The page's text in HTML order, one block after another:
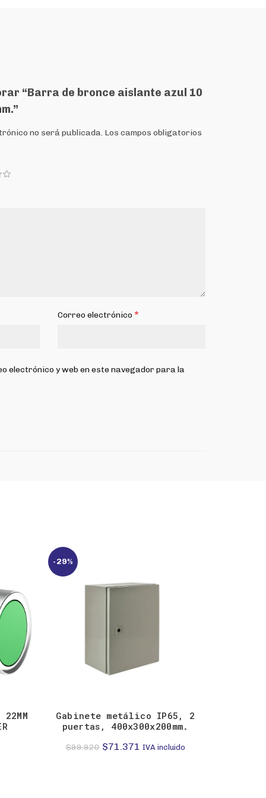
“Barra de bronce aislante azul 10
no será publicada. Los campos obligatorios
Correo electrónico*
electrónico y web en este navegador para la
22MM
-29%
Gabinete metálico IP65, 2
puertas, 400x300x200mm.
$99.920 El
$71.371 El
IVA incluido